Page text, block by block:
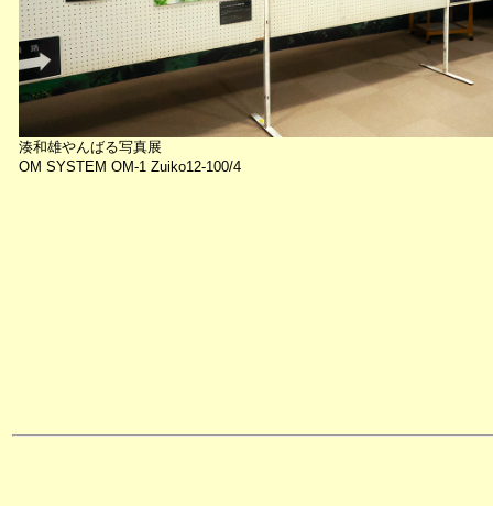
湊和雄やんばる写真展
OM SYSTEM OM-1 Zuiko12-100/4